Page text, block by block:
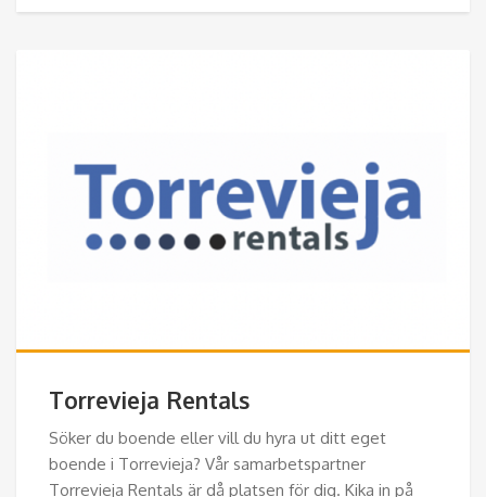
Torrevieja Rentals
Söker du boende eller vill du hyra ut ditt eget
boende i Torrevieja? Vår samarbetspartner
Torrevieja Rentals är då platsen för dig. Kika in på